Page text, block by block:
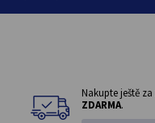
Nakupte ještě za
ZDARMA.